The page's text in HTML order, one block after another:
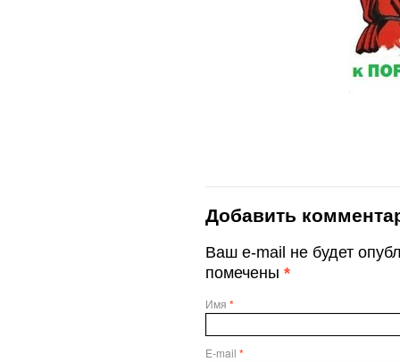
Добавить
Ваш e-mail не будет
помечены *
Имя *
E-mail *